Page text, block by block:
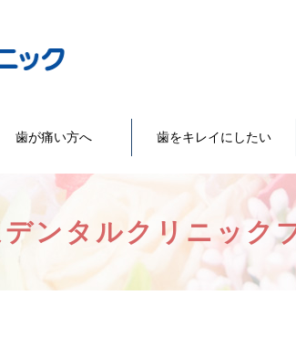
歯が痛い方へ 歯をキレイにしたい
デンタルクリニック